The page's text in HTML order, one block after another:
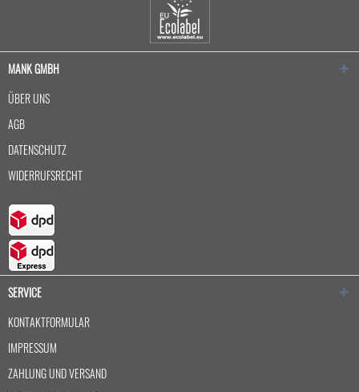
MANK GMBH
ÜBER UNS
AGB
DATENSCHUTZ
WIDERRUFSRECHT
SERVICE
KONTAKTFORMULAR
IMPRESSUM
ZAHLUNG UND VERSAND